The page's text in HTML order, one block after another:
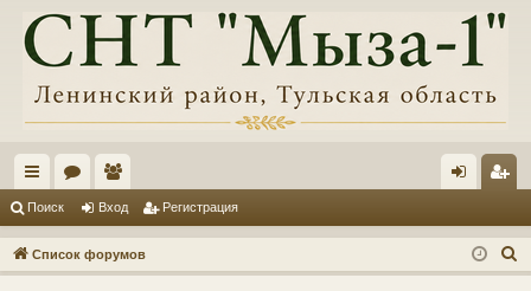
с
ы
лк
ум
ы
ол
ьз
ов
д ис
тр
Поиск Вход Регистрация
Список форумов
о